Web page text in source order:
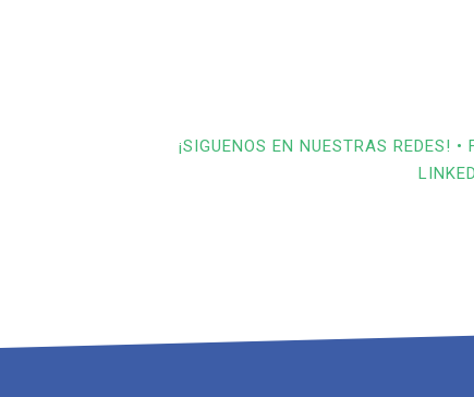
¡SIGUENOS EN NUESTRAS REDES!